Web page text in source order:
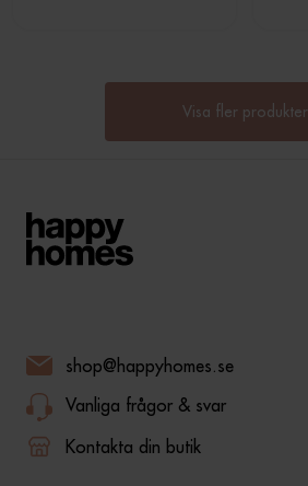
Visa fler produkter
shop@happyhomes.se
Vanliga frågor & svar
Kontakta din butik